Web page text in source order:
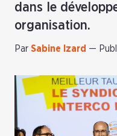
dans le
organisation.
Par Sabine Izard —